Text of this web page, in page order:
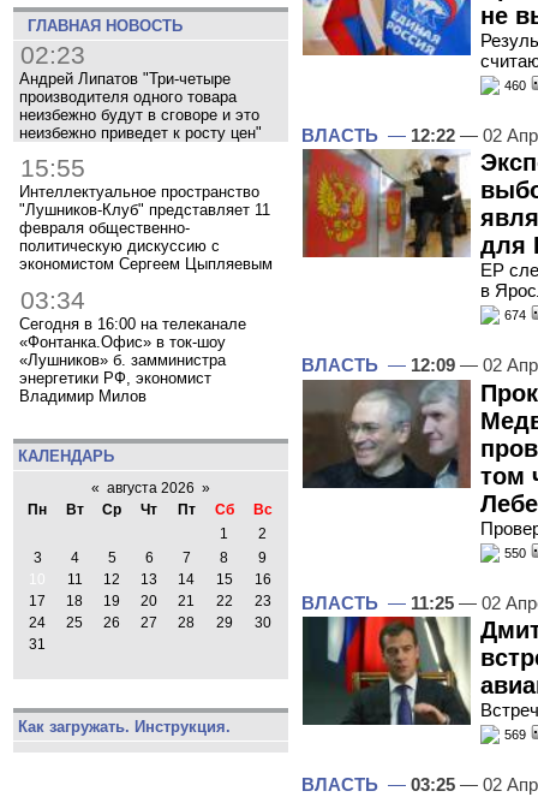
ГЛАВНАЯ НОВОСТЬ
02:23
Андрей Липатов "Три-четыре
производителя одного товара
неизбежно будут в сговоре и это
неизбежно приведет к росту цен"
15:55
Интеллектуальное пространство
"Лушников-Клуб" представляет 11
февраля общественно-
политическую дискуссию с
экономистом Сергеем Цыпляевым
03:34
Сегодня в 16:00 на телеканале
«Фонтанка.Офис» в ток-шоу
«Лушников» б. замминистра
энергетики РФ, экономист
Владимир Милов
КАЛЕНДАРЬ
« августа 2026 »
Пн
Вт Ср Чт Пт Сб
Вс
1
2
3
4 5 6 7 8
9
11 12 13 14 15
16
17
18 19 20 21 22
23
24
25 26 27 28 29
30
31
Как загружать. Инструкция.
не
460
ВЛАСТЬ — 12:22 — 02
для
ЕР
в
674
ВЛАСТЬ — 12:09 — 02
том
550
ВЛАСТЬ — 11:25 — 02
569
ВЛАСТЬ — 03:25 — 02